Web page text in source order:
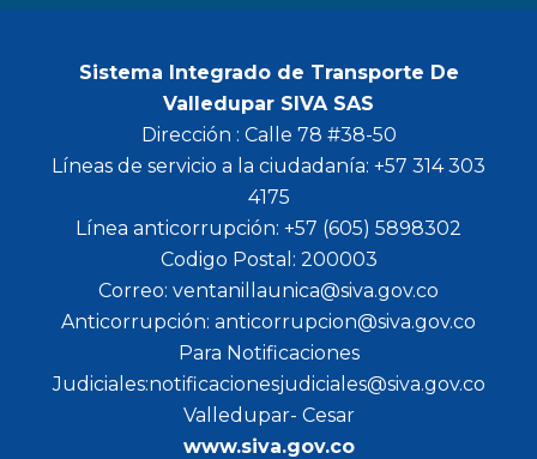
Sistema Integrado de Transporte De
Valledupar SIVA SAS
Dirección : Calle 78 #38-50
Líneas de servicio a la ciudadanía: +57 314 303
4175
Línea anticorrupción: +57 (605) 5898302
Codigo Postal: 200003
Correo: ventanillaunica@siva.gov.co
Anticorrupción: anticorrupcion@siva.gov.co
Para Notificaciones
Judiciales:notificacionesjudiciales@siva.gov.co
Valledupar- Cesar
www.siva.gov.co